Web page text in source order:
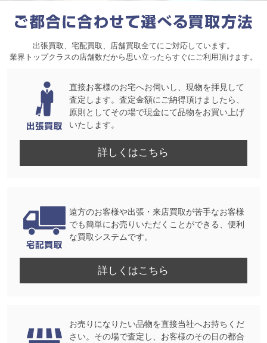
出張買取、宅配買取、店舗買取全てにご対応しています。
業界トップクラスの店舗数だから思い立ったらすぐにご利用頂けます。
直接お客様のお宅へお伺いし、現物を拝見して
査定します。査定金額にご納得頂けましたら、
原則としてその場で現金にて品物をお買い上げ
いたします。
詳しくはこちら
遠方のお客様や出張・来店買取が苦手なお客様
でも簡単にお売りいただくことができる、便利
な買取システムです。
詳しくはこちら
お売りになりたい品物を直接当社へお持ちくだ
さい。その場で査定し、お客様のその日の都合